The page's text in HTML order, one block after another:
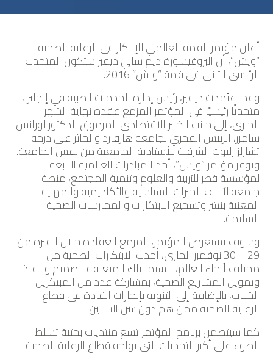
أعلن مؤتمر القمة العالمي للإبتكار في الرعاية الصحية
“ويش”، أن البروفيسورة ديم سالي ديفيز ستكون المتحدث
الرئيسي الثاني في قمة “ويش” 2016.
وقد اعتُمدت ديفيز، رئيس إدارة الخدمات الطبية في إنجلترا،
متحدثًا رئيسيًا في المؤتمر المزمع عقده نهاية الشهر
الجاري، إلى جانب الخبير الاقتصادي المرموق الدكتور لورانس
سامرز، الرئيس الفخري لجامعة هارفارد والحائز على درجة
تشارلز إليوت الشرفية للأستاذية الجامعية من نفس الجامعة.
ويوفر مؤتمر “ويش”، أحد المبادرات العالمية التابعة
لمؤسسة قطر للتربية والعلوم وتنمية المجتمع، منصة
جامعة لآلاف الخبرات السياسية والأكاديمية والمهنية
المعنية بنشر وتشجيع الابتكارات والممارسات الصحية
السليمة.
وسوف يستعرض المؤتمر، المزمع انعقاده خلال الفترة من
29 – 30 نوفمبر الجاري، أحدث الابتكارات الصحية من
مختلف أنحاء العالم، لاسيما تلك المتعلقة بتصميم وتنفيذ
وتمويل المشاريع الصحية، بمشاركة عدد من المبتكرين
الشباب، بالإضافة إلى التنويه بإنجازات القادة في قطاع
الرعاية الصحية ممن هم دون سن الثلاثين.
كما سيتضمن برنامج المؤتمر تسع منتديات بحثية تسلط
الضوء على أكبر التحديات التي تواجه قطاع الرعاية الصحية